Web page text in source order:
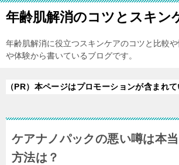
年齢肌解消のコツとスキン
年齢肌解消に役立つスキンケアのコツと比較
や体験から書いているブログです。
（PR）本ページはプロモーションが含まれ
ケアナノパックの悪い噂は本
方法は？